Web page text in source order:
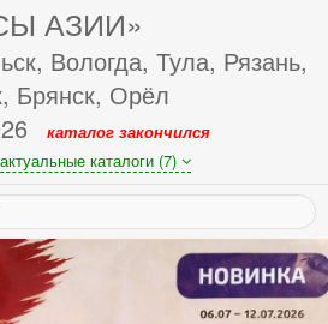
АЗИИ»
Вологда, Тула, Рязань,
Брянск, Орёл
каталог закончился
каталоги (7)